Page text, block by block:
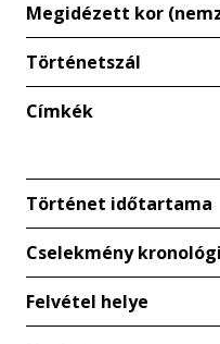
Megidézett kor
Történetszál
Címkék
Történet időtartama
Cselekmény
Felvétel helye